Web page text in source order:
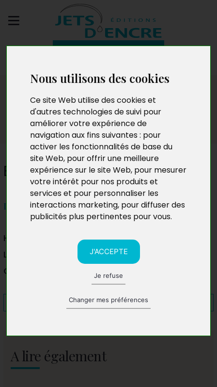
Nous utilisons des cookies
Ce site Web utilise des cookies et
d'autres technologies de suivi pour
améliorer votre expérience de
navigation aux fins suivantes : pour
activer les fonctionnalités de base du
site Web, pour offrir une meilleure
expérience sur le site Web, pour mesurer
votre intérêt pour nos produits et
services et pour personnaliser les
interactions marketing, pour diffuser des
publicités plus pertinentes pour vous.
J'ACCEPTE
Je refuse
Changer mes préférences
Dédicaces
Brice Nganda
Lundi 2 août
Hôtel Hibiscus Louis
Libreville
Gabon
A lire également